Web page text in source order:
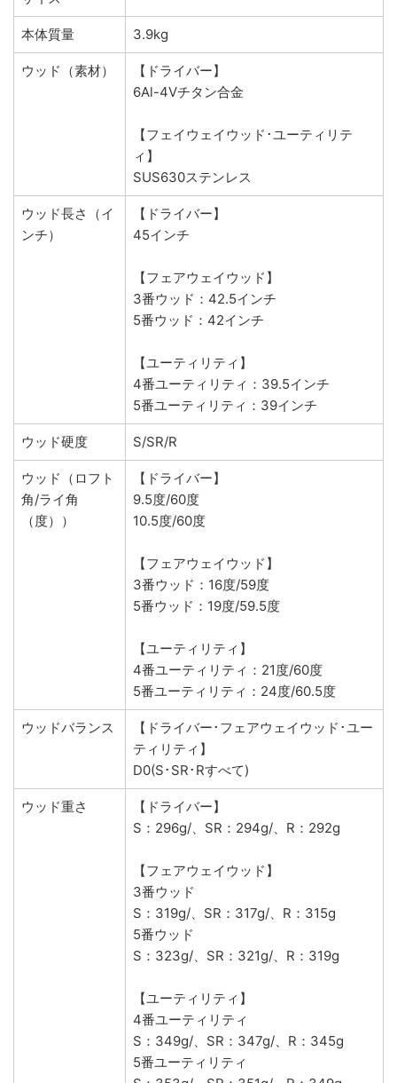
本体質量 3.9kg
ウッド（素材）
【ドライバー】
6Al-4Vチタン合金
【フェイウェイウッド･ユーティリテ
ィ】
SUS630ステンレス
ウッド長さ（イ
ンチ）
【ドライバー】
45インチ
【フェアウェイウッド】
3番ウッド：42.5インチ
5番ウッド：42インチ
【ユーティリティ】
4番ユーティリティ：39.5インチ
5番ユーティリティ：39インチ
ウッド硬度 S/SR/R
ウッド（ロフト
角/ライ角
（度））
【ドライバー】
9.5度/60度
10.5度/60度
【フェアウェイウッド】
3番ウッド：16度/59度
5番ウッド：19度/59.5度
【ユーティリティ】
4番ユーティリティ：21度/60度
5番ユーティリティ：24度/60.5度
ウッドバランス
【ドライバー･フェアウェイウッド･ユー
ティリティ】
D0(S･SR･Rすべて)
ウッド重さ
【ドライバー】
S：296g/、SR：294g/、R：292g
【フェアウェイウッド】
3番ウッド
S：319g/、SR：317g/、R：315g
5番ウッド
S：323g/、SR：321g/、R：319g
【ユーティリティ】
4番ユーティリティ
S：349g/、SR：347g/、R：345g
5番ユーティリティ